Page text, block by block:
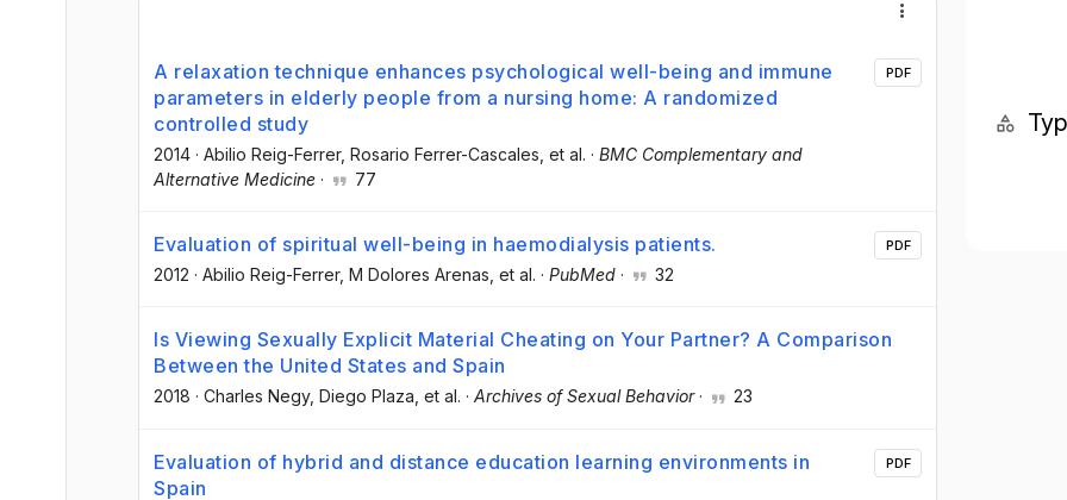
A relaxation technique enhances psychological well-being and immune
parameters in elderly people from a nursing home: A randomized
controlled study
2014 · Abilio Reig-Ferrer, Rosario Ferrer-Cascales , et al. · BMC Complementary and
Alternative Medicine · 77
PDF
Evaluation of spiritual well-being in haemodialysis patients.
2012 · Abilio Reig-Ferrer, M Dolores Arenas , et al. · PubMed · 32
PDF
Is Viewing Sexually Explicit Material Cheating on Your Partner? A Comparison
Between the United States and Spain
2018 · Charles Negy, Diego Plaza , et al. · Archives of Sexual Behavior· 23
Evaluation of hybrid and distance education learning environments in
Spain
PDF